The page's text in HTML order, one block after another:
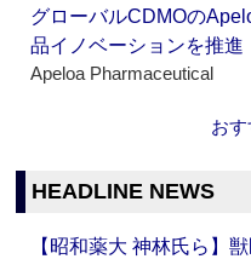
グローバルCDMOの
品イノベーションを推進
Apeloa Pharmaceutical
お
HEADLINE NEWS
【昭和薬大 神林氏ら】